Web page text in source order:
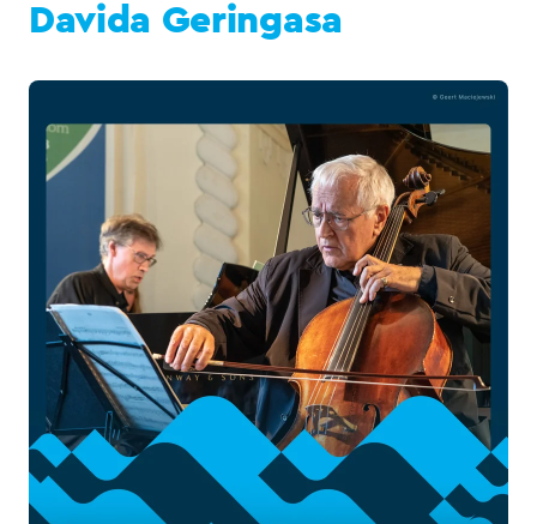
Davida Geringasa